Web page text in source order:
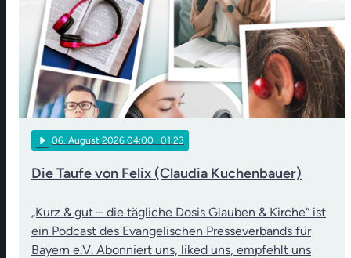
play_arrow 06. August 2026 04:00 · 01:23
Die Taufe von Felix (Claudia Kuchenbauer)
„Kurz & gut – die tägliche Dosis Glauben & Kirche“ ist
ein Podcast des Evangelischen Presseverbands für
Bayern e.V. Abonniert uns, liked uns, empfehlt uns